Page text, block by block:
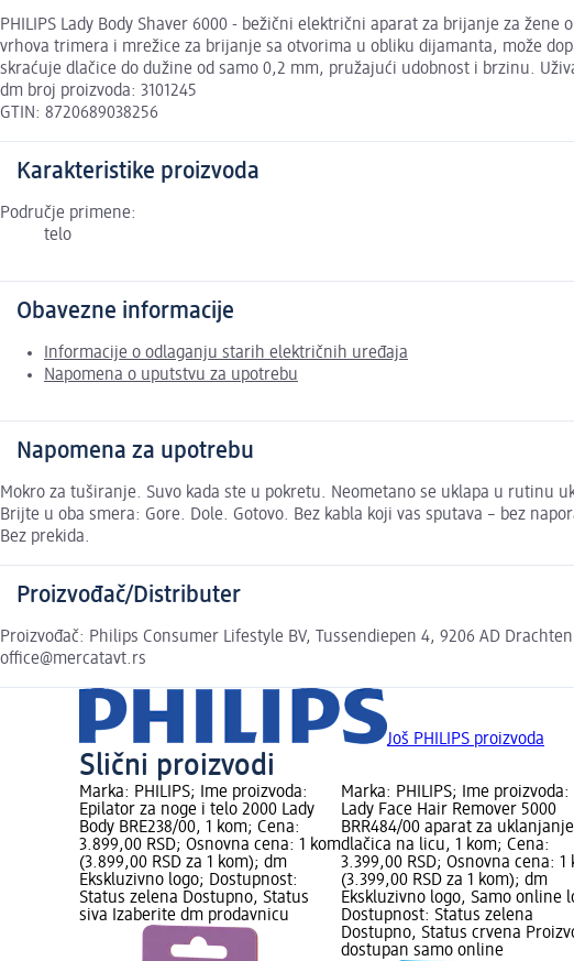
PHILIPS Lady Body Shaver 6000 - bežični električni aparat za brijanje za
vrhova trimera i mrežice za brijanje sa otvorima u obliku dijamanta, može
skraćuje dlačice do dužine od samo 0,2 mm, pružajući udobnost i brzinu.
dm broj proizvoda: 3101245
GTIN: 8720689038256
Karakteristike proizvoda
Područje primene:
telo
Obavezne informacije
Informacije o odlaganju starih električnih uređaja
Napomena o uputstvu za upotrebu
Napomena za upotrebu
Mokro za tuširanje. Suvo kada ste u pokretu. Neometano se uklapa u rutinu
Brijte u oba smera: Gore. Dole. Gotovo. Bez kabla koji vas sputava – bez
Bez prekida.
Proizvođač/Distributer
Proizvođač: Philips Consumer Lifestyle BV, Tussendiepen 4, 9206 AD
office@mercatavt.rs
Još PHILIPS proizvoda
Slični proizvodi
Marka: PHILIPS; Ime proizvoda:
Epilator za noge i telo 2000 Lady
Body BRE238/00, 1 kom; Cena:
3.899,00 RSD; Osnovna cena: 1 kom
(3.899,00 RSD za 1 kom); dm
Ekskluzivno logo; Dostupnost:
Status zelena Dostupno, Status
siva Izaberite dm prodavnicu
Marka: PHILIPS; Ime proizvoda:
Lady Face Hair Remover 5000
BRR484/00 aparat za uklanjanje
dlačica na licu, 1 kom; Cena:
3.399,00 RSD; Osnovna cena: 1
(3.399,00 RSD za 1 kom); dm
Ekskluzivno logo, Samo online
Dostupnost: Status zelena
Dostupno, Status crvena
dostupan samo online